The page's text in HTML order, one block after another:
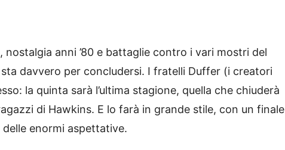
anni ’80 e battaglie contro i vari mostri del
davvero per concludersi. I fratelli Duffer (i creatori
la quinta sarà l’ultima stagione, quella che chiuderà
di Hawkins. E lo farà in grande stile, con un finale
delle enormi aspettative.